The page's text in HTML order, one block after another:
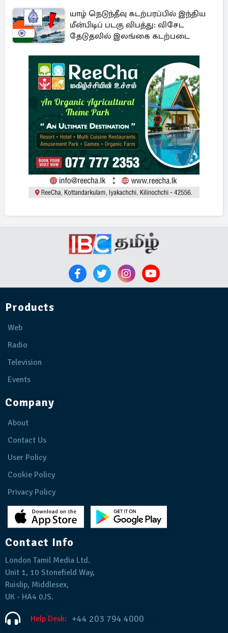
யாழ் நெடுந்தீவு கடற்பரப்பில் இந்திய
மீன்பிடிப் படகு விபத்து: விசேட
தேடுதலில் இலங்கை கடற்படை
Products
Web
Radio
Television
Events
Company
About
Contact Us
User Policy
Cookie Policy
Privacy Policy
Contact Info
London Tamil Media Ltd.
Unit 1, 10 Stonefield Way,
Ruislip, Middlesex,
UK - HA4 0JS.
Help Desk: +44 203 794 4000